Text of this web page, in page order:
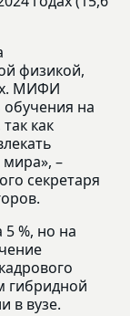
физикой,
МИФИ
обучения на
как
мира», –
секретаря
%, но на
гибридной
в вузе.